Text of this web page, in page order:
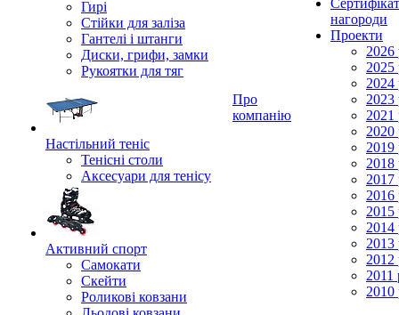
Гирі
Стійки для заліза
Гантелі і штанги
Диски, грифи, замки
Рукоятки для тяг
Настільний теніс
Тенісні столи
Аксесуари для тенісу
Активний спорт
Самокати
Скейти
Роликові ковзани
Про
компанію
нагороди
Проекти
2026
2025
2024
2023
2021
2020
2019
2018
2017
2016
2015
2014
2013
2012
2011
2010